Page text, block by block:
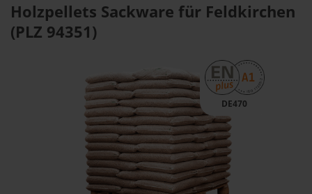
Holzpellets Sackware für Feldkirchen
(PLZ 94351)
DE470